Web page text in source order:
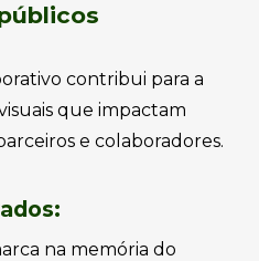
contribui para a
que impactam
e colaboradores.
na memória do